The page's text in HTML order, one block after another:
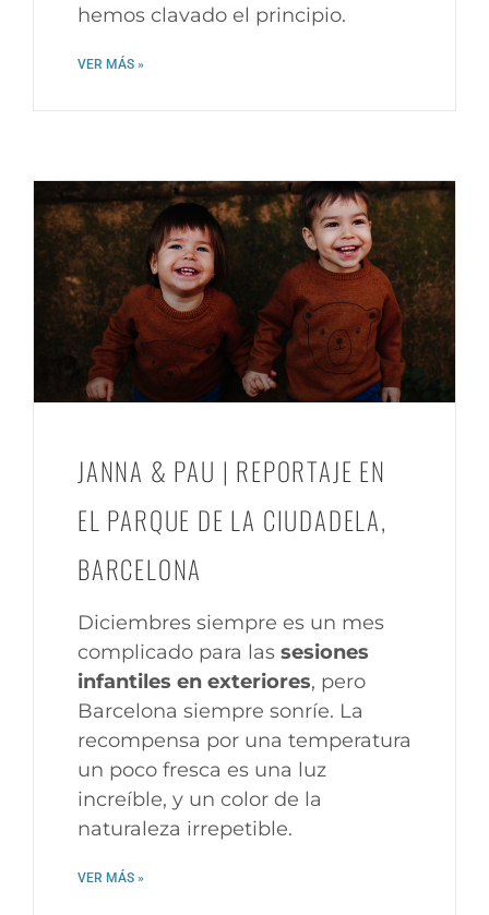
hemos clavado el principio.
VER MÁS »
JANNA & PAU | REPORTAJE EN
EL PARQUE DE LA CIUDADELA,
BARCELONA
Diciembres siempre es un mes
complicado para las sesiones
infantiles en exteriores, pero
Barcelona siempre sonríe. La
recompensa por una temperatura
un poco fresca es una luz
increíble, y un color de la
naturaleza irrepetible.
VER MÁS »